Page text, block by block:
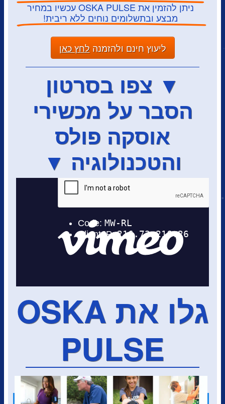
ניתן להזמין את OSKA PULSE עכשיו במחיר
מבצע ובתשלומים נוחים ללא ריבית!
ליעוץ חינם ולהזמנהלחץ כאן
▼ צפו בסרטון
הסבר על מכשירי
אוסקה פולס
והטכנולוגיה ▼
גלו את OSKA
PULSE